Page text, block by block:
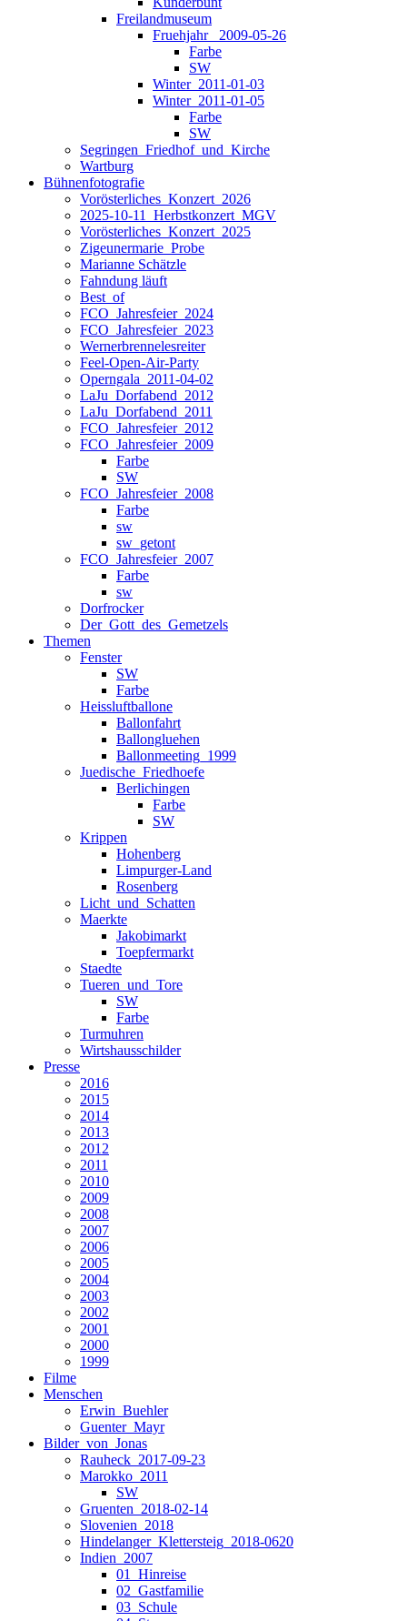
Freilandmuseum
Fruehjahr _2009-05-26
Farbe
SW
Winter_2011-01-03
Winter_2011-01-05
Farbe
SW
Segringen_Friedhof_und_Kirche
Wartburg
Bühnenfotografie
Vorösterliches_Konzert_2026
2025-10-11_Herbstkonzert_MGV
Vorösterliches_Konzert_2025
Zigeunermarie_Probe
Marianne Schätzle
Fahndung läuft
Best_of
FCO_Jahresfeier_2024
FCO_Jahresfeier_2023
Wernerbrennelesreiter
Feel-Open-Air-Party
Operngala_2011-04-02
LaJu_Dorfabend_2012
LaJu_Dorfabend_2011
FCO_Jahresfeier_2012
FCO_Jahresfeier_2009
Farbe
SW
FCO_Jahresfeier_2008
Farbe
sw
sw_getont
FCO_Jahresfeier_2007
Farbe
sw
Dorfrocker
Der_Gott_des_Gemetzels
Themen
Fenster
SW
Farbe
Heissluftballone
Ballonfahrt
Ballongluehen
Ballonmeeting_1999
Juedische_Friedhoefe
Berlichingen
Farbe
SW
Krippen
Hohenberg
Limpurger-Land
Rosenberg
Licht_und_Schatten
Maerkte
Jakobimarkt
Toepfermarkt
Staedte
Tueren_und_Tore
SW
Farbe
Turmuhren
Wirtshausschilder
Presse
2016
2015
2014
2013
2012
2011
2010
2009
2008
2007
2006
2005
2004
2003
2002
2001
2000
1999
Filme
Menschen
Erwin_Buehler
Guenter_Mayr
Bilder_von_Jonas
Rauheck_2017-09-23
Marokko_2011
SW
Gruenten_2018-02-14
Slovenien_2018
Hindelanger_Klettersteig_2018-0620
Indien_2007
01_Hinreise
02_Gastfamilie
03_Schule